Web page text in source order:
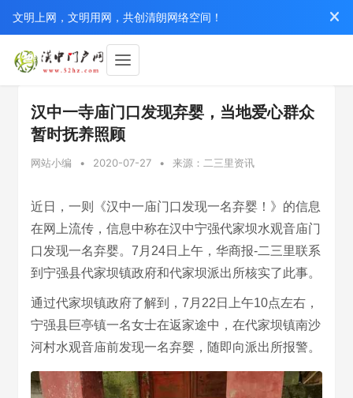
文明上网，文明用网，共创清朗网络空间！
汉中一寺庙门口发现弃婴，当地爱心群众
暂时抚养照顾
网站小编 • 2020-07-27 • 来源：二三里资讯
近日，一则《汉中一庙门口发现一名弃婴！》的信息
在网上流传，信息中称在汉中宁强代家坝水观音庙门
口发现一名弃婴。7月24日上午，华商报-二三里联系
到宁强县代家坝镇政府和代家坝派出所核实了此事。
通过代家坝镇政府了解到，7月22日上午10点左右，
宁强县巨亭镇一名女士在返家途中，在代家坝镇南沙
河村水观音庙前发现一名弃婴，随即向派出所报警。